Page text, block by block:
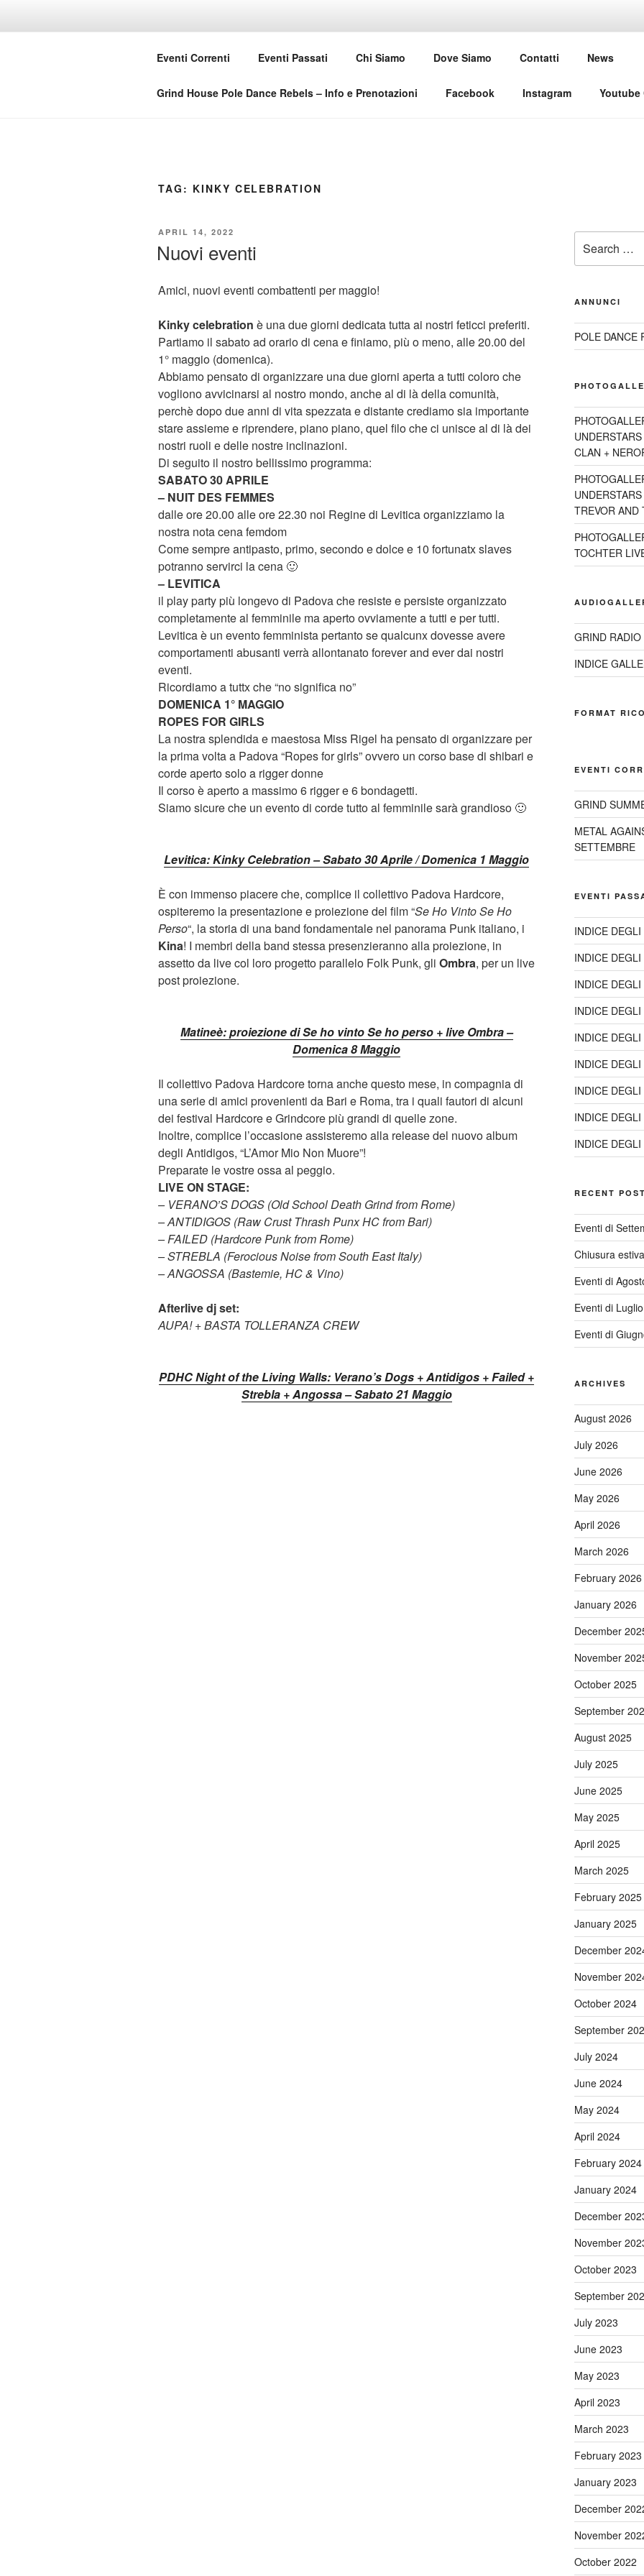
GRIND HOUSE CLUB
Eventi Correnti Eventi Passati Chi Siamo Dove Siamo Contatti News
Grind House Pole Dance Rebels – Info e Prenotazioni Facebook Instagram Youtube
TAG: KINKY CELEBRATION
POSTED
APRIL 14, 2022
Nuovi eventi
Amici, nuovi eventi combattenti per maggio!
Kinky celebration è una due giorni dedicata tutta ai nostri feticci preferiti.
Partiamo il sabato ad orario di cena e finiamo, più o meno, alle 20.00 del
1° maggio (domenica).
Abbiamo pensato di organizzare una due giorni aperta a tutti coloro che
vogliono avvicinarsi al nostro mondo, anche al di là della comunità,
perchè dopo due anni di vita spezzata e distante crediamo sia importante
stare assieme e riprendere, piano piano, quel filo che ci unisce al di là dei
nostri ruoli e delle nostre inclinazioni.
Di seguito il nostro bellissimo programma:
SABATO 30 APRILE
– NUIT DES FEMMES
dalle ore 20.00 alle ore 22.30 noi Regine di Levitica organizziamo la
nostra nota cena femdom
Come sempre antipasto, primo, secondo e dolce e 10 fortunatx slaves
potranno servirci la cena 🙂
– LEVITICA
il play party più longevo di Padova che resiste e persiste organizzato
completamente al femminile ma aperto ovviamente a tutti e per tutti.
Levitica è un evento femminista pertanto se qualcunx dovesse avere
comportamenti abusanti verrà allontanato forever and ever dai nostri
eventi.
Ricordiamo a tuttx che “no significa no”
DOMENICA 1° MAGGIO
ROPES FOR GIRLS
La nostra splendida e maestosa Miss Rigel ha pensato di organizzare per
la prima volta a Padova “Ropes for girls” ovvero un corso base di shibari e
corde aperto solo a rigger donne
Il corso è aperto a massimo 6 rigger e 6 bondagetti.
Siamo sicure che un evento di corde tutto al femminile sarà grandioso 🙂
Levitica: Kinky Celebration – Sabato 30 Aprile / Domenica 1 Maggio
È con immenso piacere che, complice il collettivo Padova Hardcore,
ospiteremo la presentazione e proiezione del film “Se Ho Vinto Se Ho
Perso“, la storia di una band fondamentale nel panorama Punk italiano, i
Kina! I membri della band stessa presenzieranno alla proiezione, in
assetto da live col loro progetto parallelo Folk Punk, gli Ombra, per un live
post proiezione.
Matineè: proiezione di Se ho vinto Se ho perso + live Ombra –
Domenica 8 Maggio
Il collettivo Padova Hardcore torna anche questo mese, in compagnia di
una serie di amici provenienti da Bari e Roma, tra i quali fautori di alcuni
dei festival Hardcore e Grindcore più grandi di quelle zone.
Inoltre, complice l’occasione assisteremo alla release del nuovo album
degli Antidigos, “L’Amor Mio Non Muore”!
Preparate le vostre ossa al peggio.
LIVE ON STAGE:
– VERANO’S DOGS (Old School Death Grind from Rome)
– ANTIDIGOS (Raw Crust Thrash Punx HC from Bari)
– FAILED (Hardcore Punk from Rome)
– STREBLA (Ferocious Noise from South East Italy)
– ANGOSSA (Bastemie, HC & Vino)
Afterlive dj set:
AUPA! + BASTA TOLLERANZA CREW
PDHC Night of the Living Walls: Verano’s Dogs + Antidigos + Failed +
Strebla + Angossa – Sabato 21 Maggio
for:
ANNUNCI
POLE DANCE
CLAN +
TREVOR AND
TOCHTER
GRIND RADIO
INDICE
FORMAT
EVENTI
GRIND
METAL
SETTEMBRE
EVENTI
INDICE
INDICE
INDICE
INDICE
INDICE
INDICE
INDICE
INDICE
INDICE
RECENT
Eventi di
Chiusura
Eventi di
Eventi di
Eventi di
ARCHIVES
August 2026
July 2026
June 2026
May 2026
April 2026
March 2026
February 2026
January 2026
December
November
October 2025
September
August 2025
July 2025
June 2025
May 2025
April 2025
March 2025
February 2025
January 2025
December
November
October 2024
September
July 2024
June 2024
May 2024
April 2024
February 2024
January 2024
December
November
October 2023
September
July 2023
June 2023
May 2023
April 2023
March 2023
February 2023
January 2023
December
November
October 2022